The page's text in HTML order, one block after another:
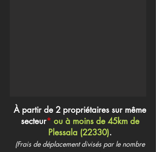
À partir de 2 propriétaires sur même
secteur* ou à moins de 45km de
Plessala (22330).
(Frais de déplacement divisés parle nombre